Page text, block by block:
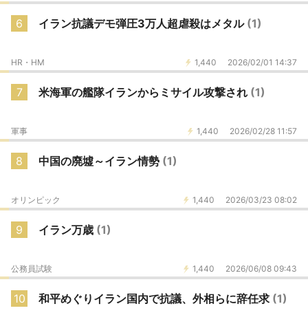
6 イラン抗議デモ弾圧3万人超虐殺はメタル (1)
1,440 2026/02/01 14:37
HR・HM
7 米海軍の艦隊イランからミサイル攻撃され (1)
1,440 2026/02/28 11:57
軍事
8 中国の廃墟～イラン情勢 (1)
1,440 2026/03/23 08:02
オリンピック
9 イラン万歳 (1)
1,440 2026/06/08 09:43
公務員試験
10 和平めぐりイラン国内で抗議、外相らに辞任求 (1)